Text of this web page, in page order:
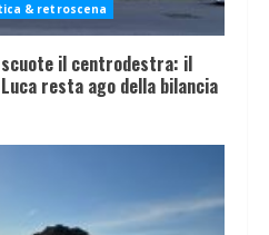
& retroscena
il centrodestra: il
resta ago della bilancia